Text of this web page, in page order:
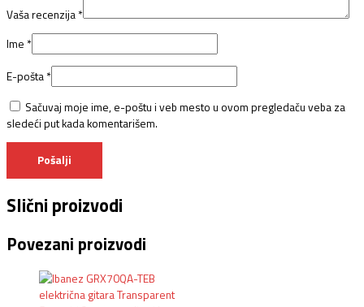
Vaša recenzija *
Ime *
E-pošta *
Sačuvaj moje ime, e-poštu i veb mesto u ovom pregledaču veba za
sledeći put kada komentarišem.
Slični proizvodi
Povezani proizvodi